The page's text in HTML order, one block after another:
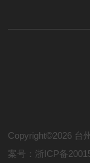
Copyright©2026 台
案号：浙ICP备